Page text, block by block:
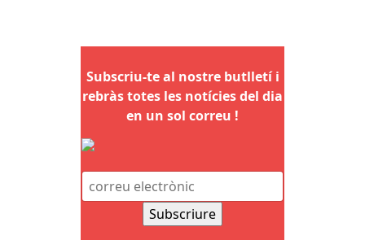
Subscriu-te al nostre butlletí i
rebràs totes les notícies del dia
en un sol correu !